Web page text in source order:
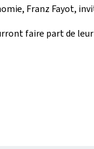
Franz Fayot,
faire part de